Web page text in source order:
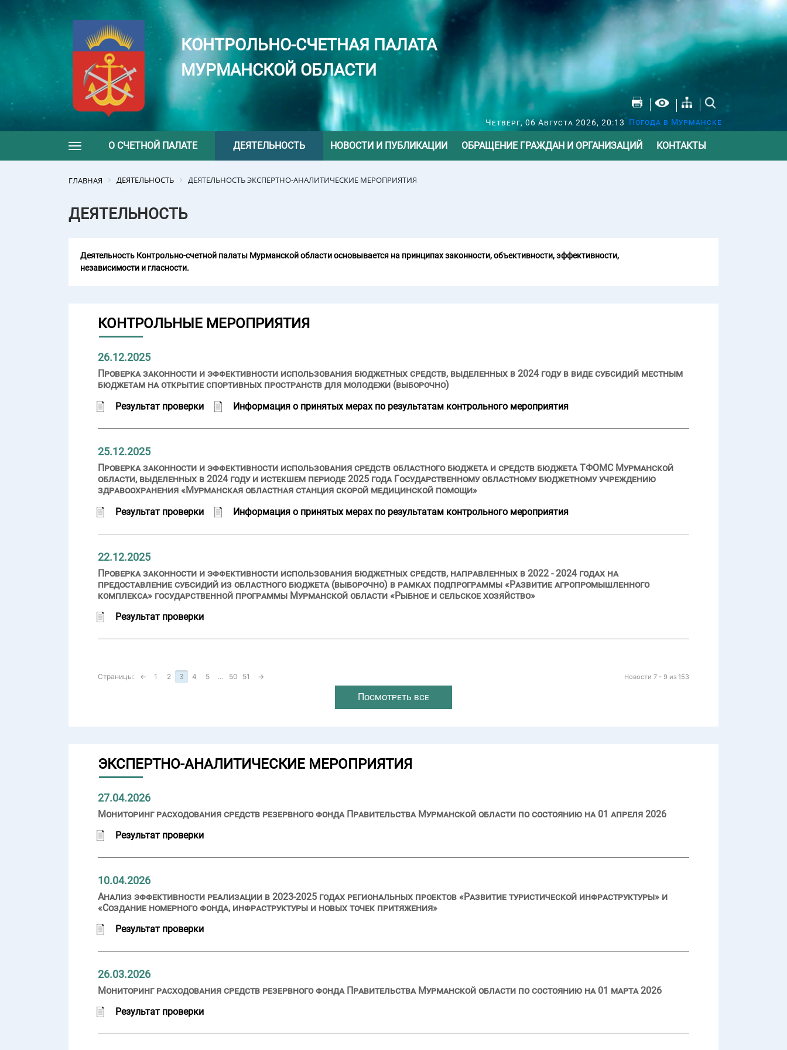
КОНТРОЛЬНО-СЧЕТНАЯ ПАЛАТА
МУРМАНСКОЙ ОБЛАСТИ
Четверг, 06 Августа 2026, 20:13 Погода в Мурманске
Toggle navigation
О СЧЕТНОЙ ПАЛАТЕ ДЕЯТЕЛЬНОСТЬ НОВОСТИ И ПУБЛИКАЦИИ ОБРАЩЕНИЕ ГРАЖДАН И ОРГАНИЗАЦИЙ КОНТАКТЫ
ГЛАВНАЯ ДЕЯТЕЛЬНОСТЬ ДЕЯТЕЛЬНОСТЬ ЭКСПЕРТНО-АНАЛИТИЧЕСКИЕ МЕРОПРИЯТИЯ
ДЕЯТЕЛЬНОСТЬ
Деятельность Контрольно-счетной палаты Мурманской области основывается на принципах законности, объективности, эффективности,
независимости и гласности.
КОНТРОЛЬНЫЕ МЕРОПРИЯТИЯ
26.12.2025
Проверка законности и эффективности использования бюджетных средств, выделенных в 2024 году в виде субсидий местным
бюджетам на открытие спортивных пространств для молодежи (выборочно)
Результат проверки
Информация о принятых мерах по результатам контрольного мероприятия
25.12.2025
Проверка законности и эффективности использования средств областного бюджета и средств бюджета ТФОМС Мурманской
области, выделенных в 2024 году и истекшем периоде 2025 года Государственному областному бюджетному учреждению
здравоохранения «Мурманская областная станция скорой медицинской помощи»
Результат проверки
Информация о принятых мерах по результатам контрольного мероприятия
22.12.2025
Проверка законности и эффективности использования бюджетных средств, направленных в 2022 - 2024 годах на
предоставление субсидий из областного бюджета (выборочно) в рамках подпрограммы «Развитие агропромышленного
комплекса» государственной программы Мурманской области «Рыбное и сельское хозяйство»
Результат проверки
Новости 7 - 9 из 153
Страницы: ← 1 2 3 4 5 ... 50 51 →
Посмотреть все
ЭКСПЕРТНО-АНАЛИТИЧЕСКИЕ МЕРОПРИЯТИЯ
27.04.2026
Мониторинг расходования средств резервного фонда Правительства Мурманской области по состоянию на 01 апреля 2026
Результат проверки
10.04.2026
Анализ эффективности реализации в 2023-2025 годах региональных проектов «Развитие туристической инфраструктуры» и
«Создание номерного фонда, инфраструктуры и новых точек притяжения»
Результат проверки
26.03.2026
Мониторинг расходования средств резервного фонда Правительства Мурманской области по состоянию на 01 марта 2026
Результат проверки